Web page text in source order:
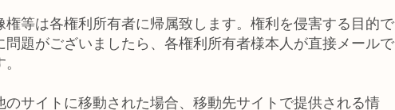
等は各権利所有者に帰属致します。権利を侵害する目的で
題がございましたら、各権利所有者様本人が直接メールで
サイトに移動された場合、移動先サイトで提供される情